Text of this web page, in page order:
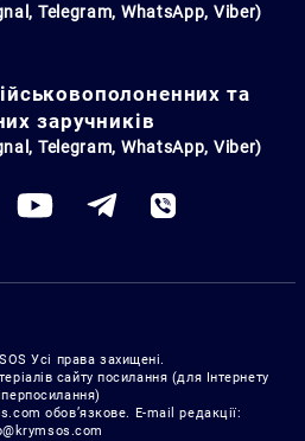
Telegram, WhatsApp, Viber)
та
заручників
Telegram, WhatsApp, Viber)
Усі права захищені.
сайту посилання (для Інтернету
обов’язкове. E-mail редакції: